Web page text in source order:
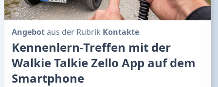
Angebotaus der Rubrik Kontakte
Kennenlern-Treffen mit der
Walkie Talkie Zello App auf dem
Smartphone